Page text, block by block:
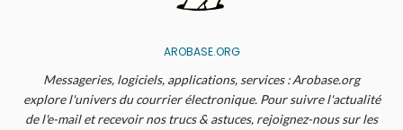
AROBASE.ORG
Messageries, logiciels, applications, services : Arobase.org
explore l'univers du courrier électronique. Pour suivre l'actualité
de l'e-mail et recevoir nos trucs & astuces, rejoignez-nous sur les